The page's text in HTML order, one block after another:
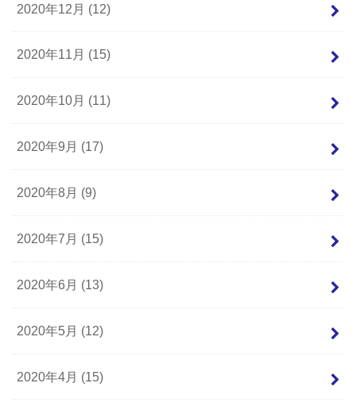
2020年12月 (12)
2020年11月 (15)
2020年10月 (11)
2020年9月 (17)
2020年8月 (9)
2020年7月 (15)
2020年6月 (13)
2020年5月 (12)
2020年4月 (15)